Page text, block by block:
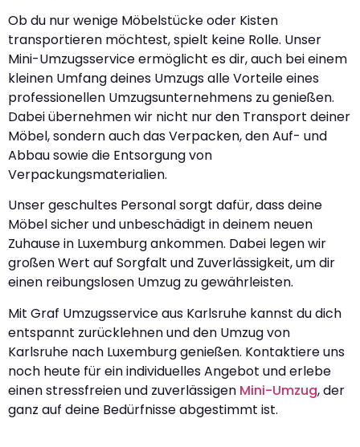
Ob du nur wenige Möbelstücke oder Kisten
transportieren möchtest, spielt keine Rolle. Unser
Mini-Umzugsservice ermöglicht es dir, auch bei einem
kleinen Umfang deines Umzugs alle Vorteile eines
professionellen Umzugsunternehmens zu genießen.
Dabei übernehmen wir nicht nur den Transport deiner
Möbel, sondern auch das Verpacken, den Auf- und
Abbau sowie die Entsorgung von
Verpackungsmaterialien.
Unser geschultes Personal sorgt dafür, dass deine
Möbel sicher und unbeschädigt in deinem neuen
Zuhause in Luxemburg ankommen. Dabei legen wir
großen Wert auf Sorgfalt und Zuverlässigkeit, um dir
einen reibungslosen Umzug zu gewährleisten.
Mit Graf Umzugsservice aus Karlsruhe kannst du dich
entspannt zurücklehnen und den Umzug von
Karlsruhe nach Luxemburg genießen. Kontaktiere uns
noch heute für ein individuelles Angebot und erlebe
einen stressfreien und zuverlässigen Mini-Umzug, der
ganz auf deine Bedürfnisse abgestimmt ist.